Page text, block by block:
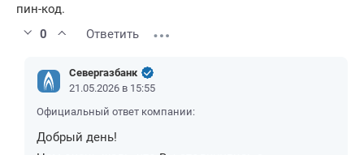
пин-код.
0
Ответить
Севергазбанк
21.05.2026 в 15:55
Официальный ответ компании:
Добрый день!